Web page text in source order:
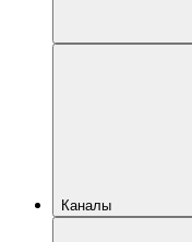
Каналы